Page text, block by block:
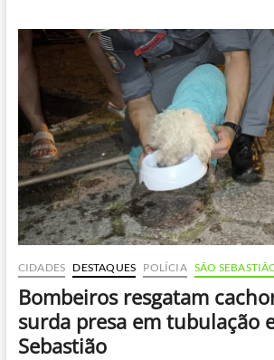
Litoral
tem
afogamento
e
morte
em
Ubatuba
CIDADES DESTAQUES POLÍCIA SÃO
Bombeiros resgatam
surda presa em tubulação
Sebastião